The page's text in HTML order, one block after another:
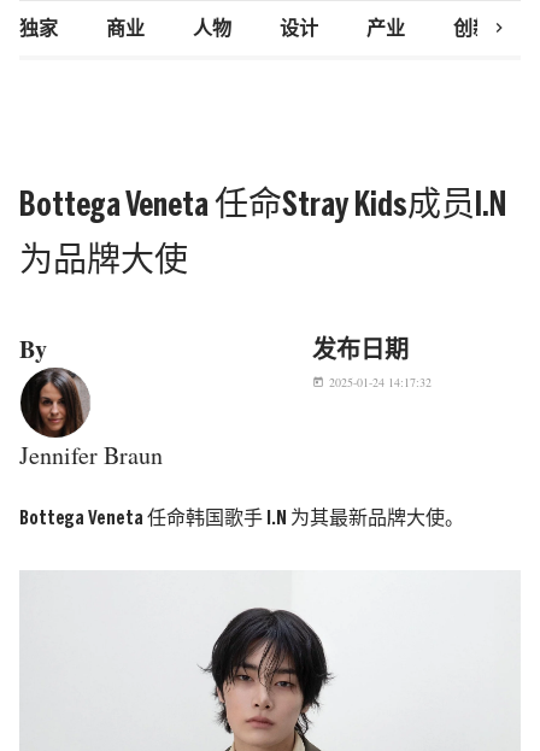
独家 商业 人物 设计 产业 创新研究
chevron_right
Bottega Veneta 任命Stray Kids成员I.N
为品牌大使
By
Jennifer Braun
发布日期
today 2025-01-24 14:17:32
Bottega Veneta 任命韩国歌手 I.N 为其最新品牌大使。